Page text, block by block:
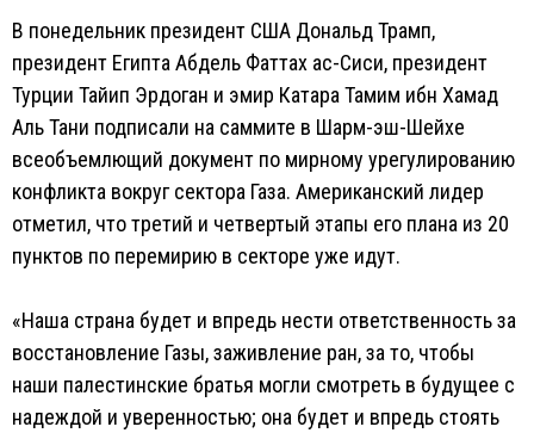
В понедельник президент США Дональд Трамп,
президент Египта Абдель Фаттах ас-Сиси, президент
Турции Тайип Эрдоган и эмир Катара Тамим ибн Хамад
Аль Тани подписали на саммите в Шарм-эш-Шейхе
всеобъемлющий документ по мирному урегулированию
конфликта вокруг сектора Газа. Американский лидер
отметил, что третий и четвертый этапы его плана из 20
пунктов по перемирию в секторе уже идут.
«Наша страна будет и впредь нести ответственность за
восстановление Газы, заживление ран, за то, чтобы
наши палестинские братья могли смотреть в будущее с
надеждой и уверенностью; она будет и впредь стоять